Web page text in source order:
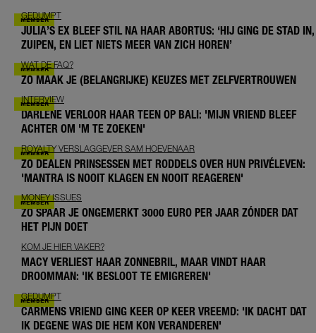
GEDUMPT
JULIA’S EX BLEEF STIL NA HAAR ABORTUS: ‘HIJ GING DE STAD IN,
ZUIPEN, EN LIET NIETS MEER VAN ZICH HOREN’
WAT DE FAQ?
ZO MAAK JE (BELANGRIJKE) KEUZES MET ZELFVERTROUWEN
INTERVIEW
DARLENE VERLOOR HAAR TEEN OP BALI: 'MIJN VRIEND BLEEF
ACHTER OM 'M TE ZOEKEN'
ROYALTY VERSLAGGEVER SAM HOEVENAAR
ZO DEALEN PRINSESSEN MET RODDELS OVER HUN PRIVÉLEVEN:
'MANTRA IS NOOIT KLAGEN EN NOOIT REAGEREN'
MONEY ISSUES
ZO SPAAR JE ONGEMERKT 3000 EURO PER JAAR ZÓNDER DAT
HET PIJN DOET
KOM JE HIER VAKER?
MACY VERLIEST HAAR ZONNEBRIL, MAAR VINDT HAAR
DROOMMAN: 'IK BESLOOT TE EMIGREREN'
GEDUMPT
CARMENS VRIEND GING KEER OP KEER VREEMD: 'IK DACHT DAT
IK DEGENE WAS DIE HEM KON VERANDEREN'